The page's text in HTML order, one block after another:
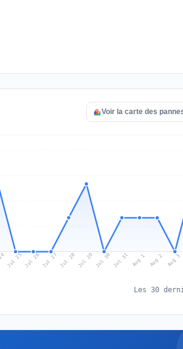
Voir la carte des
Jul 25 Jul 26Jul 27 Jul 28 Jul 29 Jul 30 Jul 31 Aug 1 Aug 2 Aug 3
Les 30